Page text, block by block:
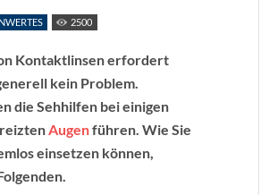
2500
Kontaktlinsen erfordert
kein Problem.
die Sehhilfen bei einigen
Augenführen. Wie Sie
einsetzen können,